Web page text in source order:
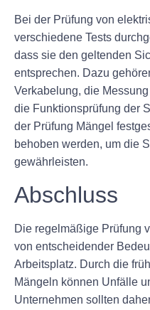
Bei der Prüfung von
verschiedene Tests
dass sie den geltenden
entsprechen. Dazu
Verkabelung, die
die Funktionsprüfung der
der Prüfung Mängel
behoben werden, um die
gewährleisten.
Abschluss
Die regelmäßige Prüfung
von entscheidender
Arbeitsplatz. Durch die
Mängeln können Unfälle
Unternehmen sollten